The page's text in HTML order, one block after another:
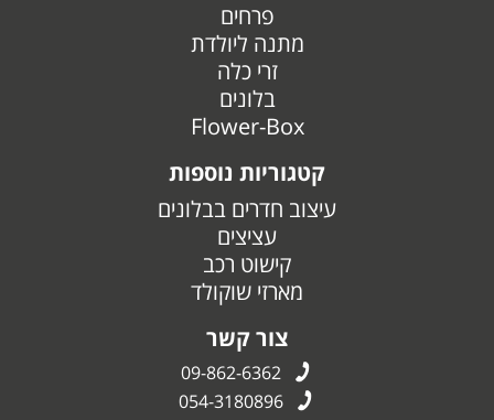
פרחים
מתנה ליולדת
זרי כלה
בלונים
Flower-Box
קטגוריות נוספות
עיצוב חדרים בבלונים
עציצים
קישוט רכב
מארזי שוקולד
צור קשר
09-862-6362
054-3180896